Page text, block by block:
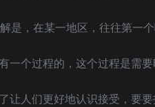
是，在某一地区，往往第一
个过程的，这个过程是需要
让人们更好地认识接受，要